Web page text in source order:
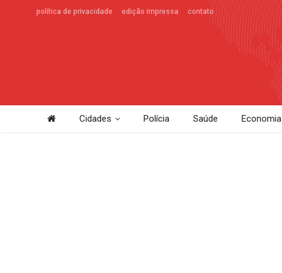
política de privacidade edição impressa contato
Cidades Polícia Saúde Economia